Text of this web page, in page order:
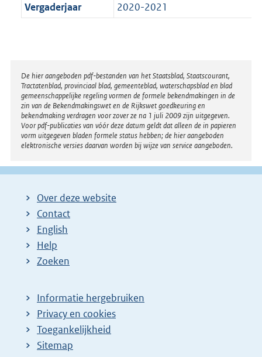
Vergaderjaar
2020-2021
Disclaimer
De hier aangeboden pdf-bestanden van het Staatsblad, Staatscourant,
Tractatenblad, provinciaal blad, gemeenteblad, waterschapsblad en blad
gemeenschappelijke regeling vormen de formele bekendmakingen in de
zin van de Bekendmakingswet en de Rijkswet goedkeuring en
bekendmaking verdragen voor zover ze na 1 juli 2009 zijn uitgegeven.
Voor pdf-publicaties van vóór deze datum geldt dat alleen de in papieren
vorm uitgegeven bladen formele status hebben; de hier aangeboden
elektronische versies daarvan worden bij wijze van service aangeboden.
Over deze website
Contact
English
Help
Zoeken
Informatie hergebruiken
Privacy en cookies
Toegankelijkheid
Sitemap